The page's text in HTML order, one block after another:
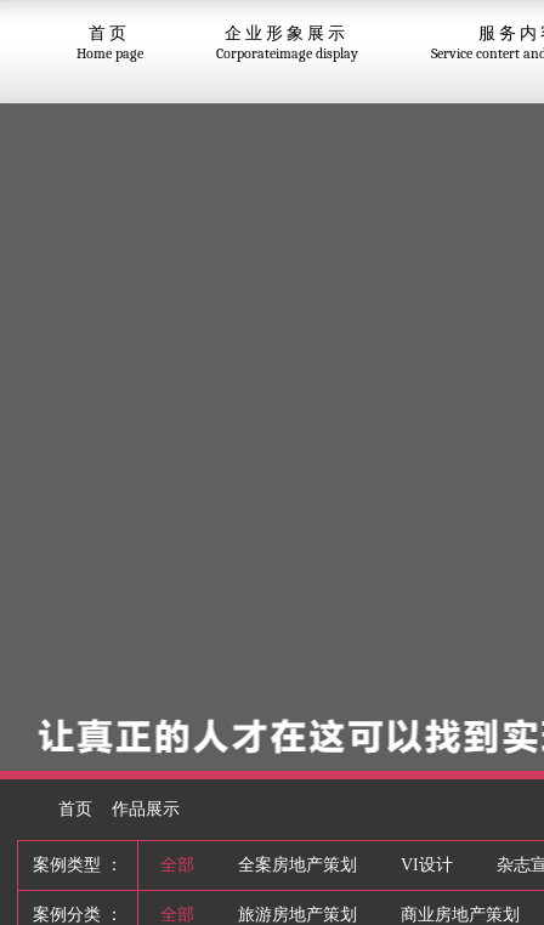
首页
Home page
企业形象展示
Corporateimage display
服务内
Service contert
首页 作品展示
案例类型 ： 全部 全案房地产策划 VI设计 杂志
案例分类 ： 全部 旅游房地产策划 商业房地产策划